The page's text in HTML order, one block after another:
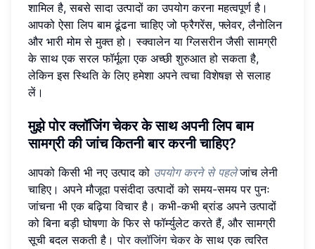
शामिल है, सबसे सादा उत्पादों का उपयोग करना महत्वपूर्ण है।
आपको ऐसा लिप बाम ढूंढना चाहिए जो फ्रैगरेंस, फ्लेवर, लैनोलिन
और भारी मोम से मुक्त हो। स्क्वालेन या ग्लिसरीन जैसी सामग्री
के साथ एक सरल फॉर्मूला एक अच्छी शुरुआत हो सकता है,
लेकिन इस स्थिति के लिए हमेशा अपने त्वचा विशेषज्ञ से सलाह
लें।
मुझे पोर क्लॉजिंग चेकर के साथ अपनी लिप बाम
सामग्री की जांच कितनी बार करनी चाहिए?
आपको किसी भी नए उत्पाद को उपयोग करने से पहलेजांच लेनी
चाहिए। अपने मौजूदा पसंदीदा उत्पादों को समय-समय पर पुनः
जांचना भी एक बढ़िया विचार है। कभी-कभी ब्रांड अपने उत्पादों
को बिना बड़ी घोषणा के फिर से फॉर्म्युलेट करते हैं, और सामग्री
सूची बदल सकती है।पोर क्लॉजिंग चेकरके साथ एक त्वरित